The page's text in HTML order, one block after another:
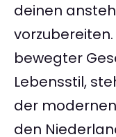
deinen
bewegter
Lebensstil,
der
den